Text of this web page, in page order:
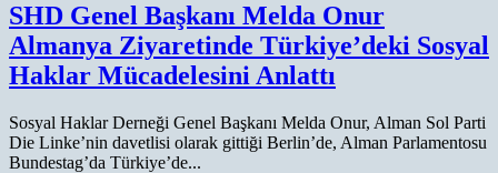
SHD Genel Başkanı Melda Onur
Almanya Ziyaretinde Türkiye’deki Sosyal
Haklar Mücadelesini Anlattı
Sosyal Haklar Derneği Genel Başkanı Melda Onur, Alman Sol Parti
Die Linke’nin davetlisi olarak gittiği Berlin’de, Alman Parlamentosu
Bundestag’da Türkiye’de...